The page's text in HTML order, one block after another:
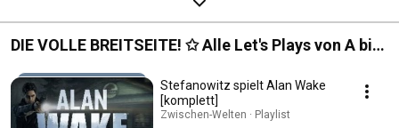
DIE VOLLE BREITSEITE! ✩ Alle Let's Plays von A bis
Stefanowitz spielt Alan Wake
[komplett]
Zwischen-Welten · Playlist